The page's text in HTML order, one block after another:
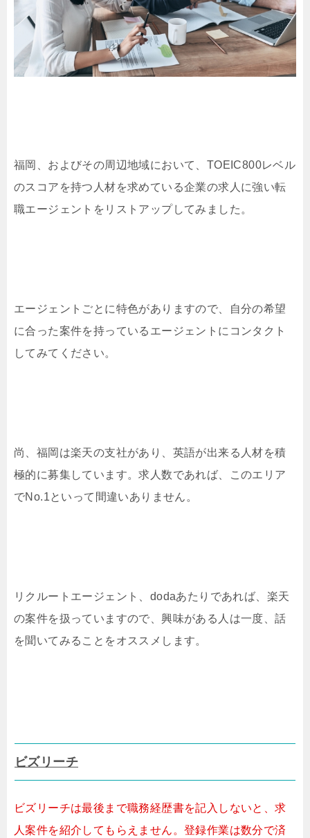
福岡、およびその周辺地域において、TOEIC800レベル
のスコアを持つ人材を求めている企業の求人に強い転
職エージェントをリストアップしてみました。
エージェントごとに特色がありますので、自分の希望
に合った案件を持っているエージェントにコンタクト
してみてください。
尚、福岡は楽天の支社があり、英語が出来る人材を積
極的に募集しています。求人数であれば、このエリア
でNo.1といって間違いありません。
リクルートエージェント、dodaあたりであれば、楽天
の案件を扱っていますので、興味がある人は一度、話
を聞いてみることをオススメします。
ビズリーチ
ビズリーチは最後まで職務経歴書を記入しないと、求
人案件を紹介してもらえません。登録作業は数分で済